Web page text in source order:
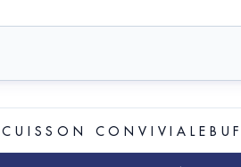
CUISSON CONVIVIALE